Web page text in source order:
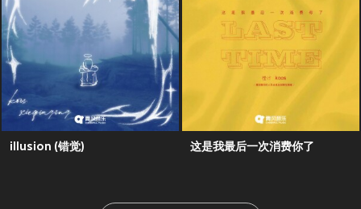
illusion (错觉) 这是我最后一次消费你了